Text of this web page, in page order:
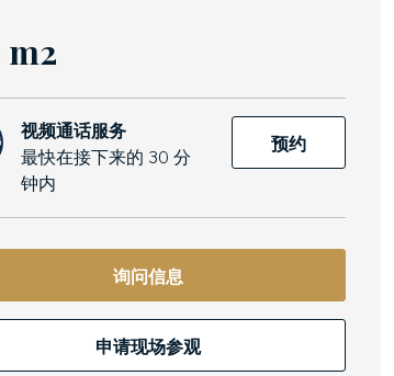
m2
视频通话服务
最快在接下来的 30 分
钟内
预约
询问信息
申请现场参观